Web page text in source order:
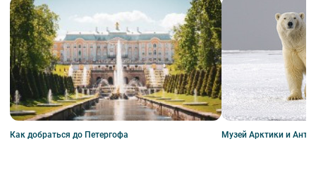
Как добраться до Петергофа Музей Арктики и